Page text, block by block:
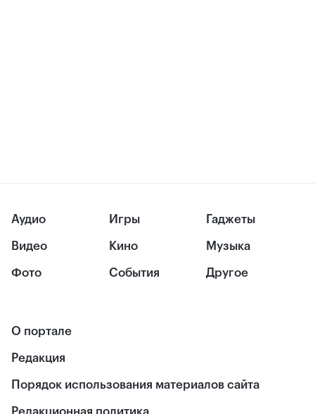
Аудио
Видео
Фото
Игры
Кино
События
Гаджеты
Музыка
Другое
О портале
Редакция
Порядок использования материалов сайта